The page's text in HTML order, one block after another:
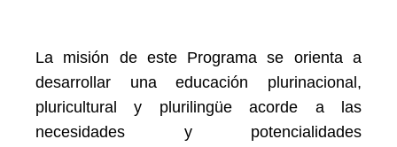
La misión de este Programa se orienta a
desarrollar una educación plurinacional,
pluricultural y plurilingüe acorde a las
necesidades y potencialidades